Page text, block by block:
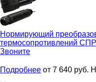
Нормирующий
термосопротивлений
Звоните
Подробнее от 7 640 руб.